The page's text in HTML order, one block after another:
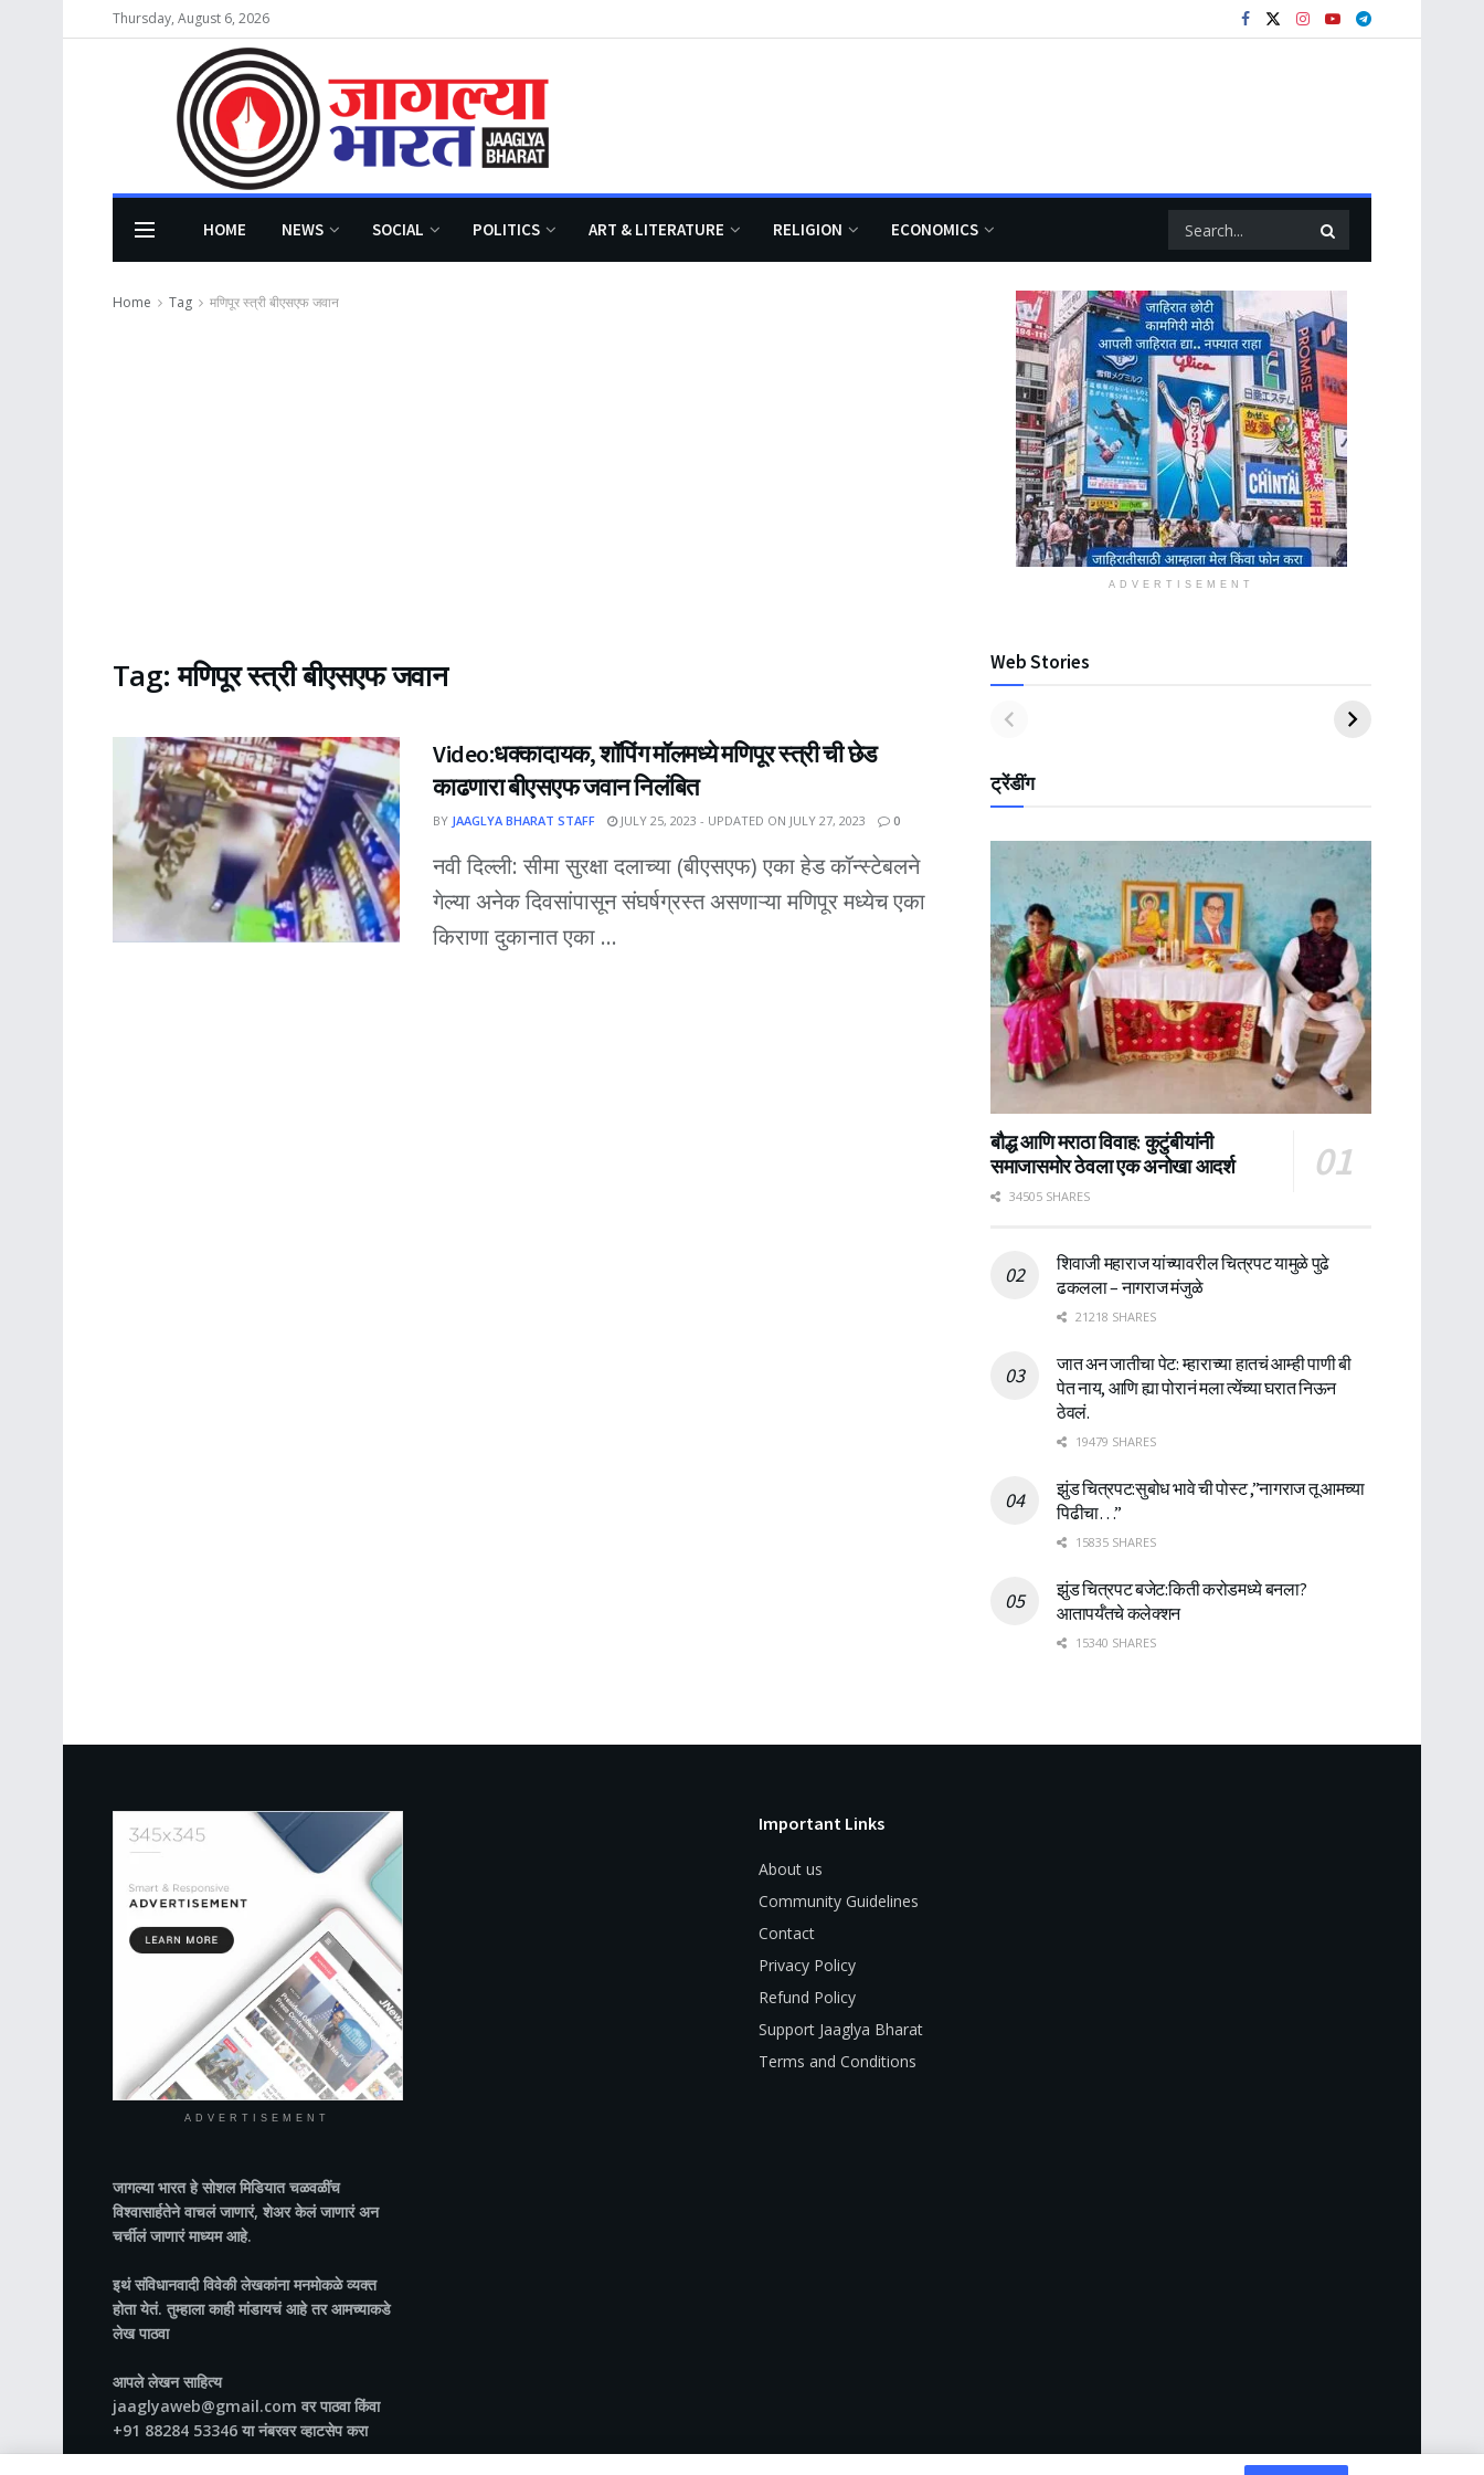
Thursday, August 6, 2026
HOME NEWS SOCIAL POLITICS ART & LITERATURE RELIGION ECONOMICS
Home Tag मणिपूर स्त्री बीएसएफ जवान
Tag:मणिपूर स्त्री बीएसएफ जवान
Video:धक्कादायक, शॉपिंग मॉलमध्ये मणिपूर स्त्री ची छेड
काढणारा बीएसएफ जवान निलंबित
BY JAAGLYA BHARAT STAFF JULY 25, 2023 - UPDATED ON JULY 27, 2023 0
नवी दिल्ली: सीमा सुरक्षा दलाच्या (बीएसएफ) एका हेड कॉन्स्टेबलने
गेल्या अनेक दिवसांपासून संघर्षग्रस्त असणाऱ्या मणिपूर मध्येच एका
किराणा दुकानात एका ...
ADVERTISEMENT
Web Stories
ट्रेंडींग
बौद्ध आणि मराठा विवाह: कुटुंबीयांनी
समाजासमोर ठेवला एक अनोखा आदर्श
34505 SHARES
शिवाजी महाराज यांच्यावरील चित्रपट यामुळे पुढे
ढकलला – नागराज मंजुळे
21218 SHARES
जात अन जातीचा पेट: म्हाराच्या हातचं आम्ही पाणी बी
पेत नाय, आणि ह्या पोरानं मला त्येंच्या घरात निऊन
ठेवलं.
19479 SHARES
झुंड चित्रपट:सुबोध भावे ची पोस्ट ,”नागराज तू आमच्या
पिढीचा…”
15835 SHARES
झुंड चित्रपट बजेट:किती करोडमध्ये बनला?
आतापर्यँतचे कलेक्शन
15340 SHARES
ADVERTISEMENT
जागल्या भारतहे सोशल मिडियात चळवळींच
विश्वासार्हतेने वाचलं जाणारं, शेअर केलं जाणारं अन
चर्चीलं जाणारं माध्यम आहे.
इथं संविधानवादी विवेकी लेखकांना मनमोकळे व्यक्त
होता येतं. तुम्हाला काही मांडायचं आहे तर आमच्याकडे
लेख पाठवा
आपले लेखन साहित्य
jaaglyaweb@gmail.com वर पाठवा किंवा
+91 88284 53346 या नंबरवर व्हाटसेप करा
Important Links
About us
Community Guidelines
Contact
Privacy Policy
Refund Policy
Support Jaaglya Bharat
Terms and Conditions